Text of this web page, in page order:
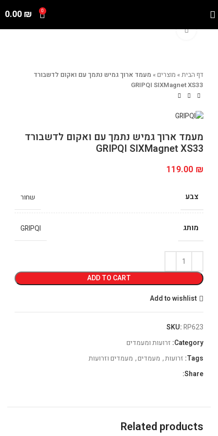
0
0.00₪
Click to enlarge
דף הבית» מוצרים» מעמד ארוך גמיש נתמך עם ואקום לדשבורד
GRIPQI SIXMagnet XS33
מעמד ארוך גמיש נתמך עם ואקום לדשבורד
GRIPQI SIXMagnet XS33
119.00 ₪
צבע שחור
מותג GRIPQI
ADD TO CART
Add to wishlist
SKU:RP623
Category: זרועות ומעמדים
Tags: זרועות, מעמדים, מעמדים וזרועות
Share:
Related products